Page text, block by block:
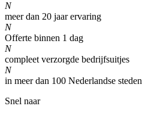
N
meer dan 20 jaar ervaring
N
Offerte binnen 1 dag
N
compleet verzorgde bedrijfsuitjes
N
in meer dan 100 Nederlandse steden
Snel naar